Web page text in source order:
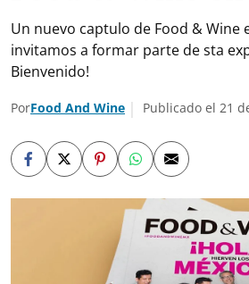
Un nuevo captulo de Food & Wine
invitamos a formar parte de sta
Bienvenido!
PorFood And Wine Publicado el 21